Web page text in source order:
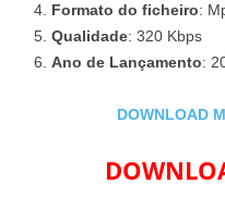
Formato do ficheiro:
Qualidade: 320 Kbps
Ano de Lançamento:
DOWNLOAD